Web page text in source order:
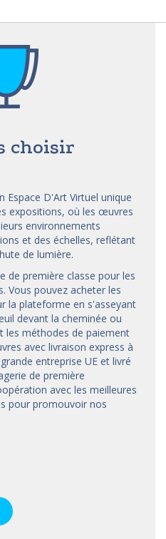
choisir
Espace D'Art Virtuel unique
expositions, où les œuvres
environnements
et des échelles, reflétant
de lumière.
de première classe pour les
Vous pouvez acheter les
la plateforme en s'asseyant
devant la cheminée ou
les méthodes de paiement
avec livraison express à
entreprise UE et livré
de première
avec les meilleures
pour promouvoir nos